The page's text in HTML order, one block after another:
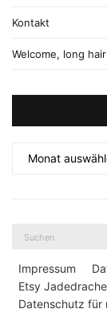
Kontakt
Welcome, long
Impressum
Etsy
Datenschutz für